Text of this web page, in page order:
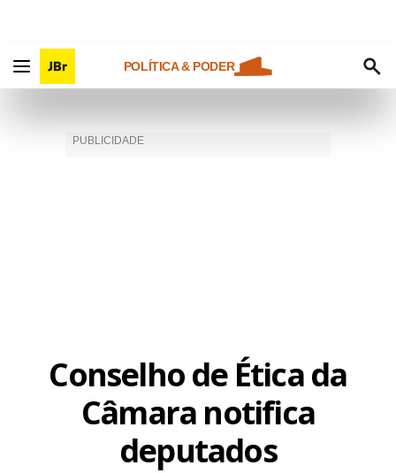
POLÍTICA & PODER
Conselho de Ética da
Câmara notifica
deputados